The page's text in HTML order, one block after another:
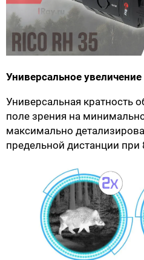
Универсальное
Универсальная кратность
поле зрения на
максимально
предельной дистанции при